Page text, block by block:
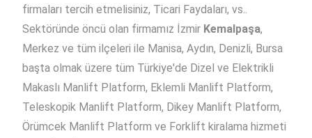
firmaları tercih etmelisiniz, Ticari Faydaları, vs..
Sektöründe öncü olan firmamız İzmir Kemalpaşa,
Merkez ve tüm ilçeleri ile Manisa, Aydın, Denizli, Bursa
başta olmak üzere tüm Türkiye'de Dizel ve Elektrikli
Makaslı Manlift Platform, Eklemli Manlift Platform,
Teleskopik Manlift Platform, Dikey Manlift Platform,
Örümcek Manlift Platform ve Forklift kiralama hizmeti